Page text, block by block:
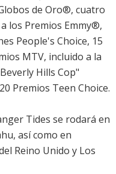
de Oro®, cuatro
los Premios Emmy®,
People's Choice, 15
MTV, incluido a la
Hills Cop"
Premios Teen Choice.
Tides se rodará en
así como en
Reino Unido y Los